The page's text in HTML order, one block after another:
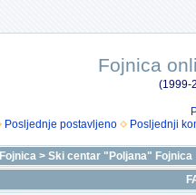
Fojnica
(1999-
Posljednje postavljeno Posljednji
> Ski centar "Poljana" Fojnica